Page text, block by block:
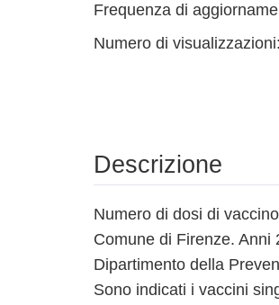
Frequenza di
Numero di visualizzazioni:
Descrizione
Numero di dosi di
Comune di Firenze. Anni
Dipartimento della
Sono indicati i vaccini